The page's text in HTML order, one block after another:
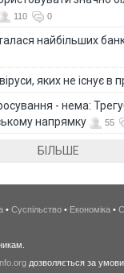
110 0
найбільших
яких не існує в
- нема:
напрямку
55
БІЛЬШЕ
• Суспільство • Економіка •
дозволяється за